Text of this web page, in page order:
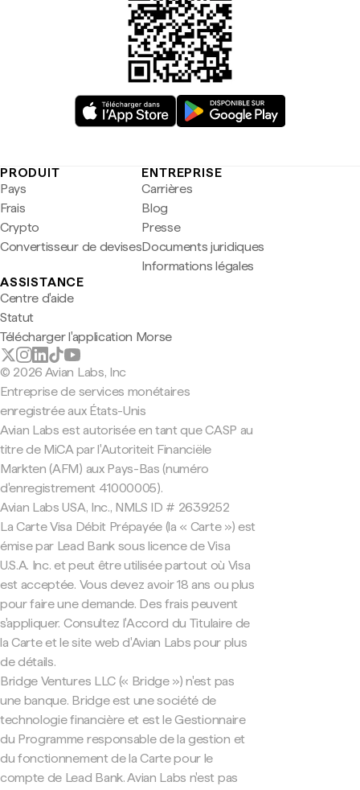
PRODUIT
Pays
Frais
Crypto
Convertisseur de devises
ENTREPRISE
Carrières
Blog
Presse
Documents juridiques
Informations légales
ASSISTANCE
Centre d'aide
Statut
Télécharger l'application Morse
© 2026 Avian Labs, Inc
Entreprise de services monétaires
enregistrée aux États-Unis
Avian Labs est autorisée en tant que CASP au
titre de MiCA par l'Autoriteit Financiële
Markten (AFM) aux Pays-Bas (numéro
d'enregistrement 41000005).
Avian Labs USA, Inc., NMLS ID # 2639252
La Carte Visa Débit Prépayée (la « Carte ») est
émise par Lead Bank sous licence de Visa
U.S.A. Inc. et peut être utilisée partout où Visa
est acceptée. Vous devez avoir 18 ans ou plus
pour faire une demande. Des frais peuvent
s'appliquer. Consultez l'Accord du Titulaire de
la Carte et le site web d'Avian Labs pour plus
de détails.
Bridge Ventures LLC (« Bridge ») n'est pas
une banque. Bridge est une société de
technologie financière et est le Gestionnaire
du Programme responsable de la gestion et
du fonctionnement de la Carte pour le
compte de Lead Bank. Avian Labs n'est pas